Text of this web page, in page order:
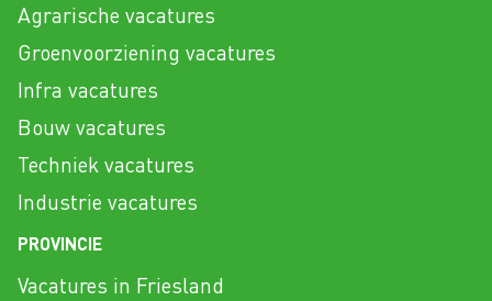
Agrarische vacatures
Groenvoorziening vacatures
Infra vacatures
Bouw vacatures
Techniek vacatures
Industrie vacatures
PROVINCIE
Vacatures in Friesland